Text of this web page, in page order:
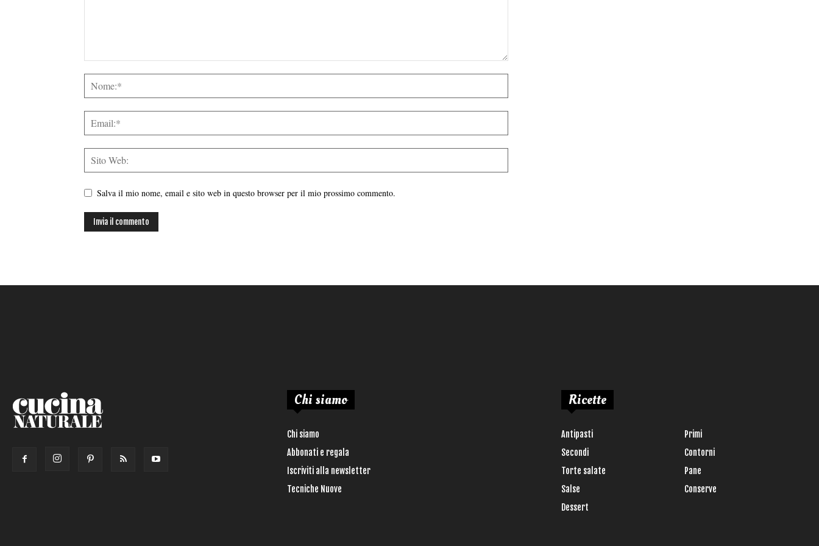
Salva il mio nome, email e sito web in questo browser per il mio prossimo commento.
Chi siamo
Chi siamo
Abbonati e regala
Iscriviti alla newsletter
Tecniche Nuove
Ricette
Antipasti
Primi
Secondi
Contorni
Torte salate
Pane
Salse
Conserve
Dessert